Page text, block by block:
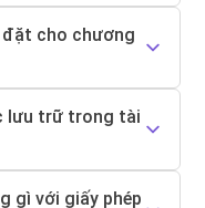
cho chương
lưu trữ trong tài
gì với giấy phép